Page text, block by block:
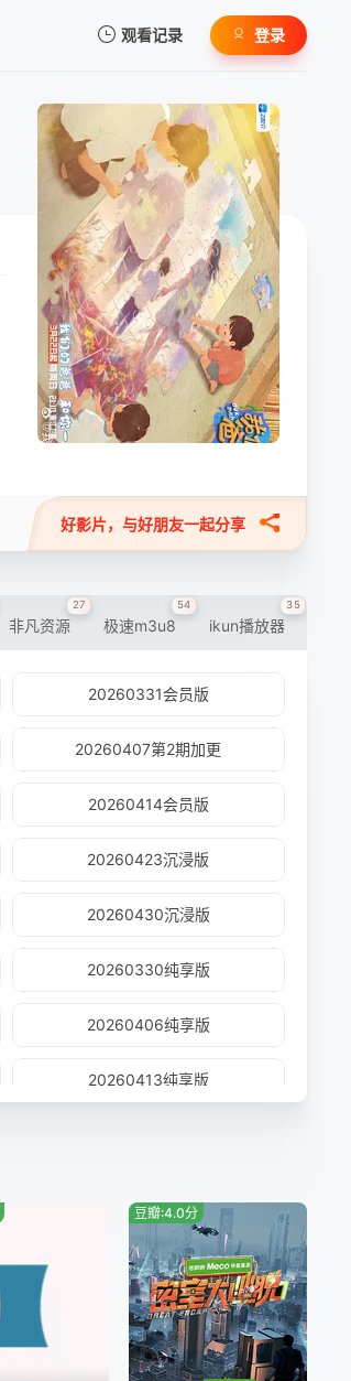
观看记录
暂无观看影片的记录
登录
好影片，与好朋友一起分享
非凡资源
27
极速m3u8
54
ikun播放器
35
20260331会员版
20260407第2期加更
20260414会员版
20260423沉浸版
20260430沉浸版
20260330纯享版
20260406纯享版
20260413纯享版
20260510第7期
20260519会员版
20260528沉浸版
豆瓣:4.0分